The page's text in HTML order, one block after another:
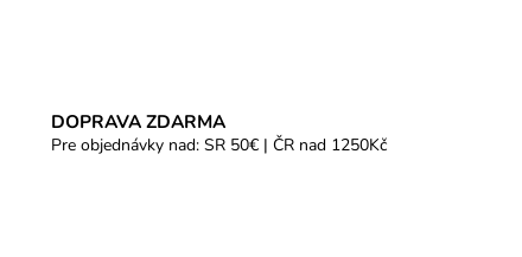
DOPRAVA ZDARMA
Pre objednávky nad: SR 50€ | ČR nad 1250Kč